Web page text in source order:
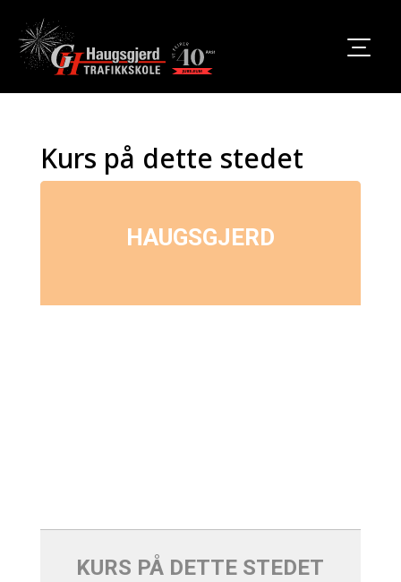
Kurs på dette stedet
HAUGSGJERD
KURS PÅ DETTE STEDET